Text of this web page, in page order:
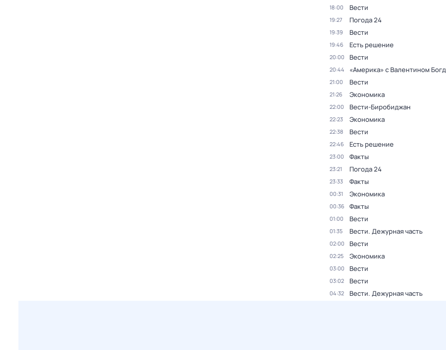
18:00 Вести
19:27 Погода 24
19:39 Вести
19:46 Есть решение
20:00 Вести
20:44 «Америка» с Валентином
21:00 Вести
21:26 Экономика
22:00 Вести-Биробиджан
22:23 Экономика
22:38 Вести
22:46 Есть решение
23:00 Факты
23:21 Погода 24
23:33 Факты
00:31 Экономика
00:36 Факты
01:00 Вести
01:35 Вести. Дежурная часть
02:00 Вести
02:25 Экономика
03:00 Вести
03:02 Вести
04:32 Вести. Дежурная часть